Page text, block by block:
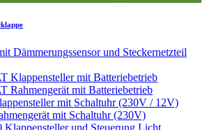
Dämmerungssensor und Steckernetzteil
Klappensteller mit Batteriebetrieb
Rahmengerät mit Batteriebetrieb
mit Schaltuhr (230V / 12V)
mit Schaltuhr (230V)
Klappensteller und Steuerung Licht,